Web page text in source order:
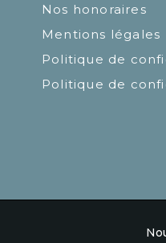
Nos honoraires
Mentions légales
Politique de
Politique de